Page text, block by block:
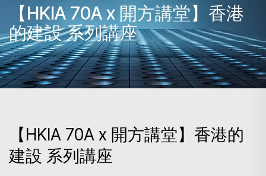
【HKIA 70A x 開方講堂】香港
的建設 系列講座
【HKIA 70A x 開方講堂】香港的
建設 系列講座